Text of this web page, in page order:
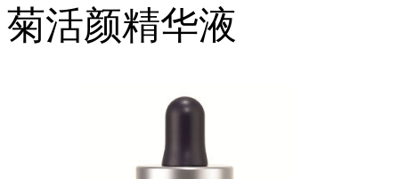
菊活颜精华液